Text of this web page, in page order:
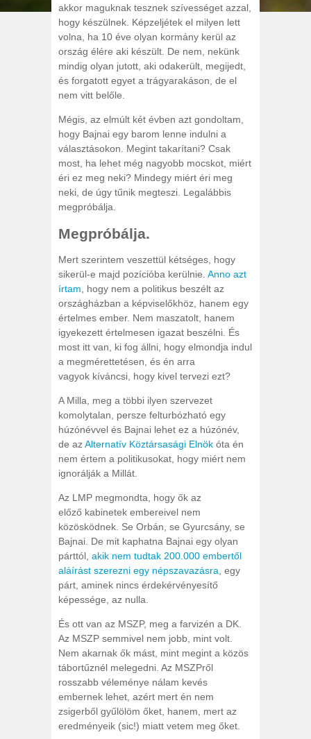
akkor maguknak tesznek szívességet azzal,
hogy készülnek. Képzeljétek el milyen lett
volna, ha 10 éve olyan kormány kerül az
ország élére aki készült. De nem, nekünk
mindig olyan jutott, aki odakerült, megijedt,
és forgatott egyet a trágyarakáson, de el
nem vitt belőle.
Mégis, az elmúlt két évben azt gondoltam,
hogy Bajnai egy barom lenne indulni a
választásokon. Megint takarítani? Csak
most, ha lehet még nagyobb mocskot, miért
éri ez meg neki? Mindegy miért éri meg
neki, de úgy tűnik megteszi. Legalábbis
megpróbálja.
Megpróbálja.
Mert szerintem veszettül kétséges, hogy
sikerül-e majd pozícióba kerülnie. Anno azt
írtam, hogy nem a politikus beszélt az
országházban a képviselőkhöz, hanem egy
értelmes ember. Nem maszatolt, hanem
igyekezett értelmesen igazat beszélni. És
most itt van, ki fog állni, hogy elmondja indul
a megmérettetésen, és én arra
vagyok kíváncsi, hogy kivel tervezi ezt?
A Milla, meg a többi ilyen szervezet
komolytalan, persze felturbózható egy
húzónévvel és Bajnai lehet ez a húzónév,
de azAlternatív Köztársasági Elnök óta én
nem értem a politikusokat, hogy miért nem
ignorálják a Millát.
Az LMP megmondta, hogy ők az
előző kabinetek embereivel nem
közösködnek. Se Orbán, se Gyurcsány, se
Bajnai. De mit kaphatna Bajnai egy olyan
párttól, akik nem tudtak 200.000 embertől
aláírást szerezni egy népszavazásra, egy
párt, aminek nincs érdekérvényesítő
képessége, az nulla.
És ott van az MSZP, meg a farvizén a DK.
Az MSZP semmivel nem jobb, mint volt.
Nem akarnak ők mást, mint megint a közös
tábortűznél melegedni. Az MSZPről
rosszabb véleménye nálam kevés
embernek lehet, azért mert én nem
zsigerből gyűlölöm őket, hanem, mert az
eredményeik (sic!) miatt vetem meg őket.